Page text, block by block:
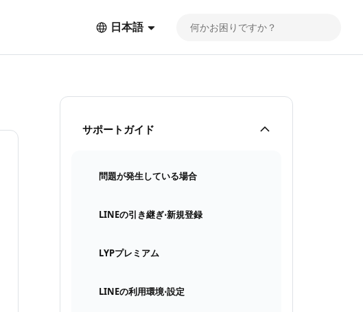
日本語
サポートガイド
問題が発生している場合
LINEの引き継ぎ⋅新規登録
LYPプレミアム
LINEの利用環境⋅設定